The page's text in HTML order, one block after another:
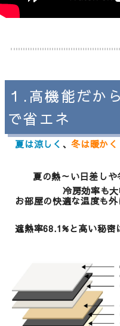
１.高機能だか
で省エネ
夏は涼しく 、冬は暖かく
夏の熱～い日差し
冷房効率も
お部屋の快適な温度も
遮熱率68.1%と高い秘密